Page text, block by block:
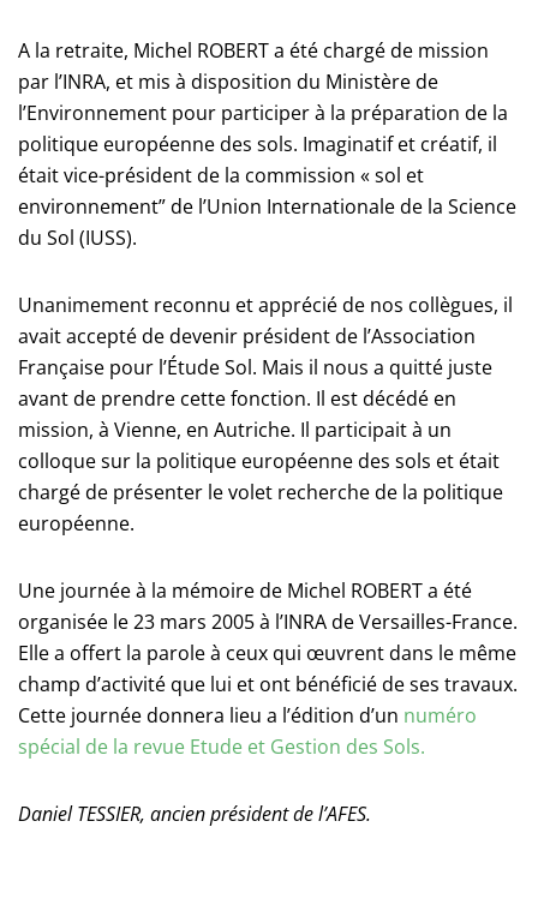
A la retraite, Michel ROBERT a été chargé de mission
par l’INRA, et mis à disposition du Ministère de
l’Environnement pour participer à la préparation de la
politique européenne des sols. Imaginatif et créatif, il
était vice-président de la commission « sol et
environnement” de l’Union Internationale de la Science
du Sol (IUSS).
Unanimement reconnu et apprécié de nos collègues, il
avait accepté de devenir président de l’Association
Française pour l’Étude Sol. Mais il nous a quitté juste
avant de prendre cette fonction. Il est décédé en
mission, à Vienne, en Autriche. Il participait à un
colloque sur la politique européenne des sols et était
chargé de présenter le volet recherche de la politique
européenne.
Une journée à la mémoire de Michel ROBERT a été
organisée le 23 mars 2005 à l’INRA de Versailles-France.
Elle a offert la parole à ceux qui œuvrent dans le même
champ d’activité que lui et ont bénéficié de ses travaux.
Cette journée donnera lieu a l’édition d’un numéro
spécial de la revue Etude et Gestion des Sols.
Daniel TESSIER, ancien président de l’AFES.